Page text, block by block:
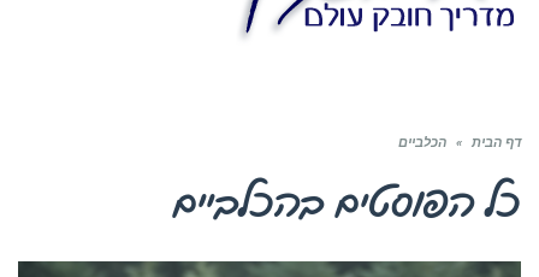
דף הבית » הכלביים
כל הפוסטים בהכלביים